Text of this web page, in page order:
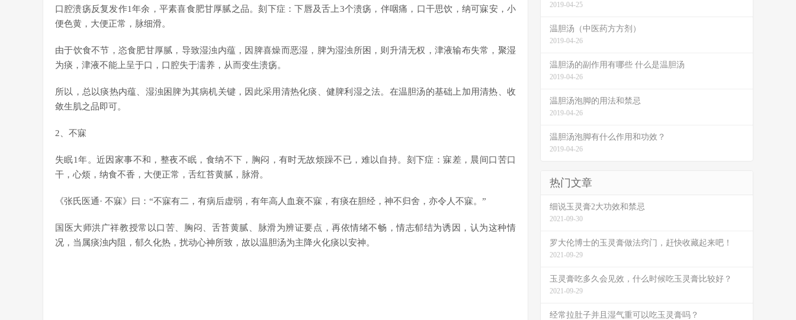
口腔溃疡反复发作1年余，平素喜食肥甘厚腻之品。刻下症：下唇及舌上3个溃疡，伴咽痛，口干思饮，纳可寐安，小
便色黄，大便正常，脉细滑。
由于饮食不节，恣食肥甘厚腻，导致湿浊内蕴，因脾喜燥而恶湿，脾为湿浊所困，则升清无权，津液输布失常，聚湿
为痰，津液不能上呈于口，口腔失于濡养，从而变生溃疡。
所以，总以痰热内蕴、湿浊困脾为其病机关键，因此采用清热化痰、健脾利湿之法。在温胆汤的基础上加用清热、收
敛生肌之品即可。
2、不寐
失眠1年。近因家事不和，整夜不眠，食纳不下，胸闷，有时无故烦躁不已，难以自持。刻下症：寐差，晨间口苦口
干，心烦，纳食不香，大便正常，舌红苔黄腻，脉滑。
《张氏医通· 不寐》曰：“不寐有二，有病后虚弱，有年高人血衰不寐，有痰在胆经，神不归舍，亦令人不寐。”
国医大师洪广祥教授常以口苦、胸闷、舌苔黄腻、脉滑为辨证要点，再依情绪不畅，情志郁结为诱因，认为这种情
况，当属痰浊内阻，郁久化热，扰动心神所致，故以温胆汤为主降火化痰以安神。
2019-04-25
温胆汤（中医药方方剂）
2019-04-26
温胆汤的副作用有哪些 什么是温胆汤
2019-04-26
温胆汤泡脚的用法和禁忌
2019-04-26
温胆汤泡脚有什么作用和功效？
2019-04-26
热门文章
细说玉灵膏2大功效和禁忌
2021-09-30
罗大伦博士的玉灵膏做法窍门，赶快收藏起来吧！
2021-09-29
玉灵膏吃多久会见效，什么时候吃玉灵膏比较好？
2021-09-29
经常拉肚子并且湿气重可以吃玉灵膏吗？